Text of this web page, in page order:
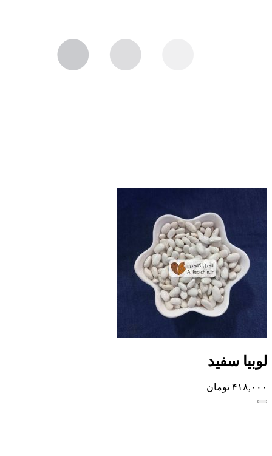
لوبیا سفید
۴۱۸,۰۰۰ تومان